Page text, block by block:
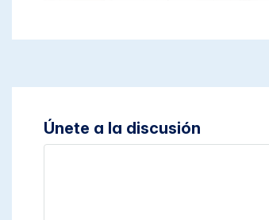
Únete a la discusión